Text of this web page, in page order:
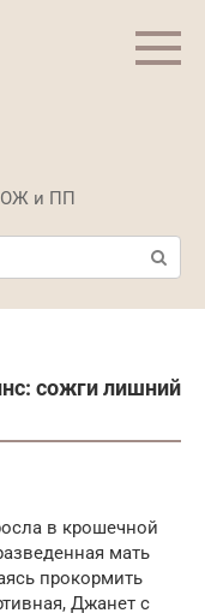
и ПП
сожги лишний
в крошечной
мать
прокормить
Джанет с